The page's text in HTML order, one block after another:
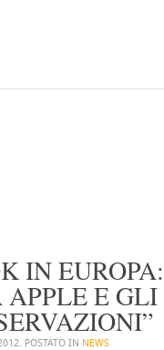
IN
E
. POSTATO IN NEWS